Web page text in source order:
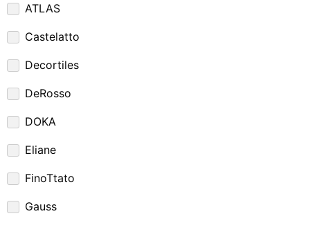
ATLAS
Castelatto
Decortiles
DeRosso
DOKA
Eliane
FinoTtato
Gauss